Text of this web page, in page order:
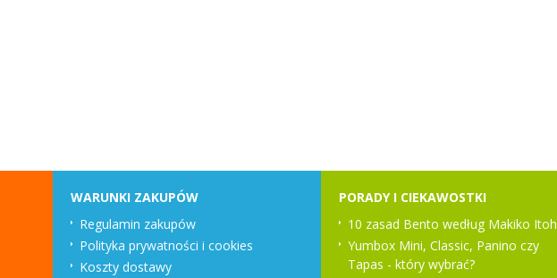
WARUNKI ZAKUPÓW
Regulamin zakupów
Polityka prywatności i cookies
Koszty dostawy
PORADY I CIEKAWOSTKI
10 zasad Bento według Makiko Itoh
Yumbox Mini, Classic, Panino czy
Tapas - który wybrać?